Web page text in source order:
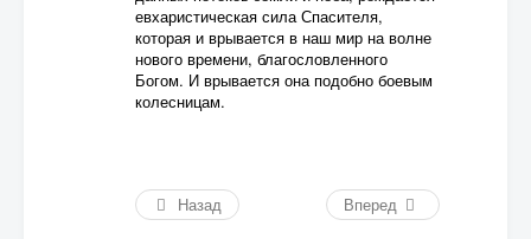
евхаристическая сила Спасителя,
которая и врывается в наш мир на волне
нового времени, благословленного
Богом. И врывается она подобно боевым
колесницам.
Назад Вперед